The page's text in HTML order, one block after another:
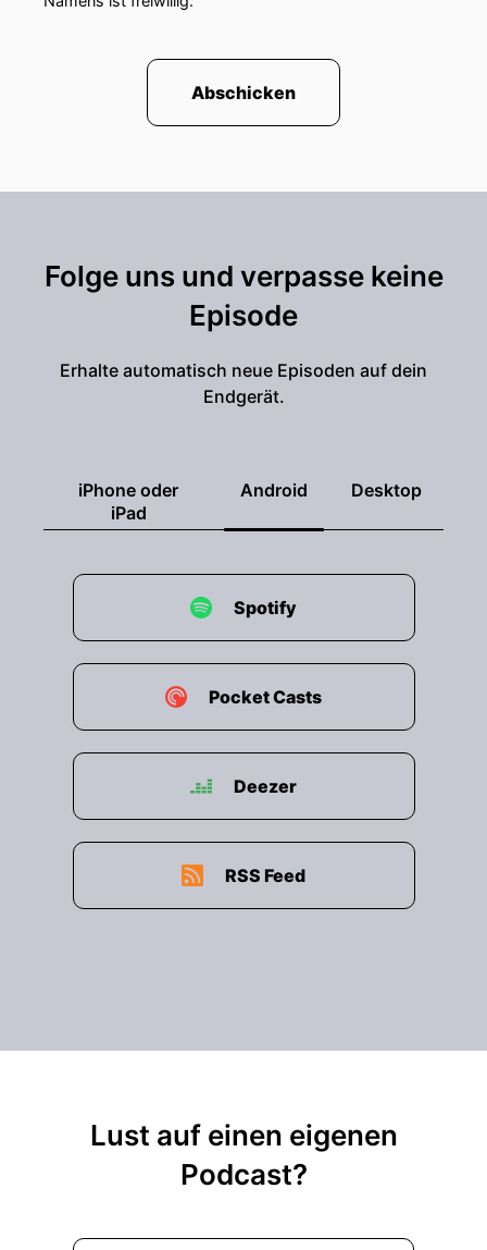
Abschicken
Folge uns und verpasse keine
Episode
Erhalte automatisch neue Episoden auf dein
Endgerät.
iPhone oder
iPad
Android Desktop
Spotify
Pocket Casts
Deezer
RSS Feed
Lust auf einen eigenen
Podcast?